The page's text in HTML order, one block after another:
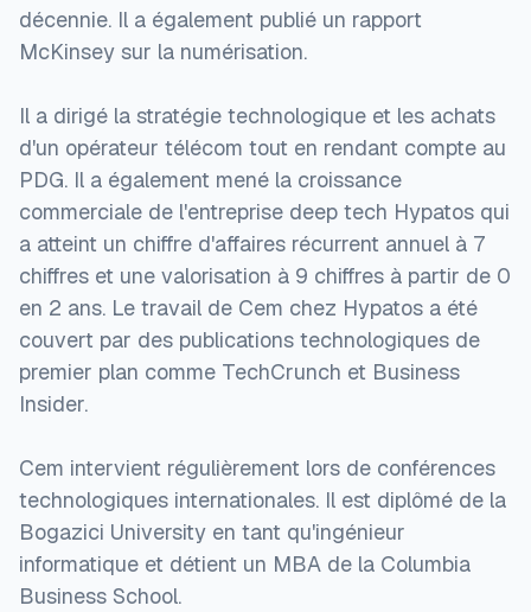
décennie. Il a également publié un rapport
McKinsey sur la numérisation.
Il a dirigé la stratégie technologique et les achats
d'un opérateur télécom tout en rendant compte au
PDG. Il a également mené la croissance
commerciale de l'entreprise deep tech Hypatos qui
a atteint un chiffre d'affaires récurrent annuel à 7
chiffres et une valorisation à 9 chiffres à partir de 0
en 2 ans. Le travail de Cem chez Hypatos a été
couvert par des publications technologiques de
premier plan comme TechCrunch et Business
Insider.
Cem intervient régulièrement lors de conférences
technologiques internationales. Il est diplômé de la
Bogazici University en tant qu'ingénieur
informatique et détient un MBA de la Columbia
Business School.